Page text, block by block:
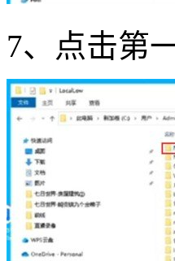
7、点击第